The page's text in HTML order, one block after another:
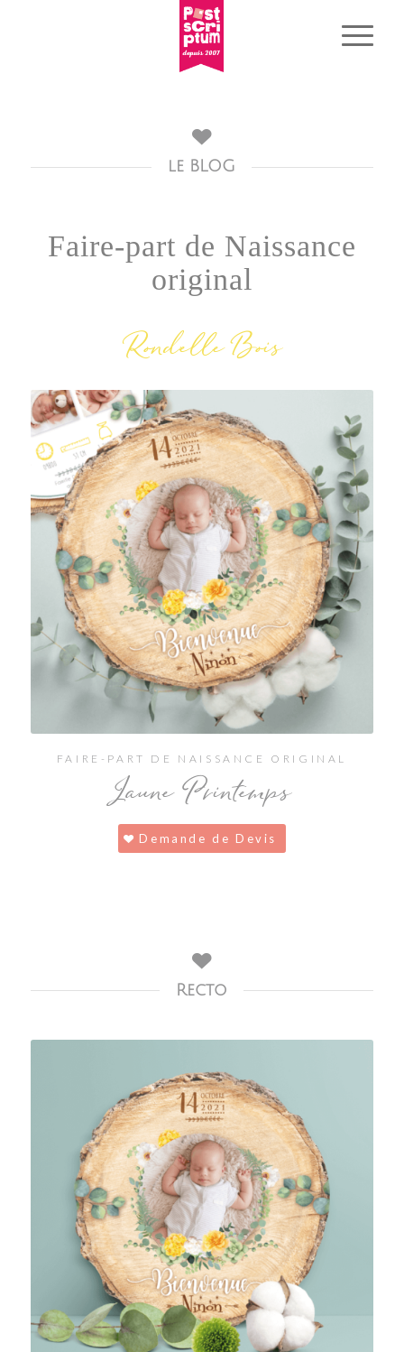
le BLOG
Faire-part de Naissance
original
Rondelle Bois
FAIRE-PART DE NAISSANCE ORIGINAL
Jaune Printemps
Demande de Devis
Recto